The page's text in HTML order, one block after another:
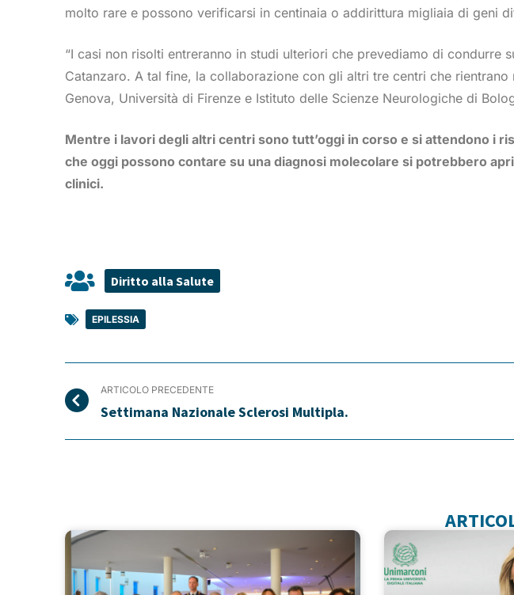
molto rare e possono verificarsi in centinaia o addirittura migliaia di geni
“I casi non risolti entreranno in studi ulteriori che prevediamo di condurre
Catanzaro. A tal fine, la collaborazione con gli altri tre centri che
Genova, Università di Firenze e Istituto delle Scienze Neurologiche di
Mentre i lavori degli altri centri sono tutt’oggi in corso e si attendono i
che oggi possono contare su una diagnosi molecolare si potrebbero
clinici.
Diritto alla Salute
EPILESSIA
ARTICOLO PRECEDENTE
Settimana Nazionale Sclerosi Multipla.